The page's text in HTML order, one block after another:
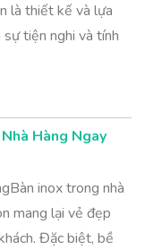
là thiết kế và lựa
tiện nghi và tính
Hàng Ngay
inox trong nhà
mang lại vẻ đẹp
Đặc biệt, bề